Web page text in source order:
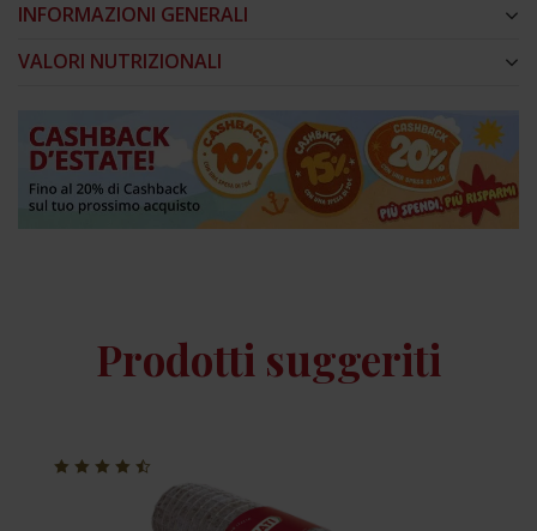
INFORMAZIONI GENERALI
VALORI NUTRIZIONALI
Prodotti suggeriti